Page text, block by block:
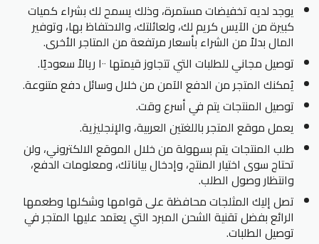
يوجد لديه تخفيضات مستمرة، وذلك يسمح لك بشراء كميات
كبيرة من الآيس كريم لك، ولعائلتك، والاحتفاظ بها، وتوفير
المال بدلاً من الشراء بأسعار مرتفعة من المتاجر الأخرى.
توصيل مجاني للطلبات التي تتجاوز قيمتها ١٠٠ ريالاً سعوديًا.
يُمكنك المتجر من الدفع الآمن من خلال وسائل دفع متنوعة.
توصيل المنتجات يتم في أسرع وقت.
يعمل موقع المتجر باللغتين العربية، والإنجليزية.
طلب المنتجات يتم بسهولة من خلال الموقع الالكتروني، ولن
تحتاج سوى اختيار المنتج، وإدخال بياناتك، ومعلومات الدفع،
وانتظار وصول الطلب.
تصل إليك المثلجات محافظة على قوامها وشكلها وطعمها
الرائع بفضل تقنية الشحن المبرد التي يعتمد عليها المتجر في
توصيل الطلبات.